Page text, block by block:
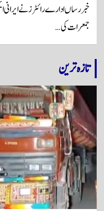
خبر رساں ادارے رائٹرز نے ایرانی
جمعرات کی…
تازہ ترین